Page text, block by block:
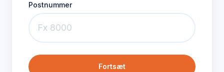
Postnummer
Fortsæt